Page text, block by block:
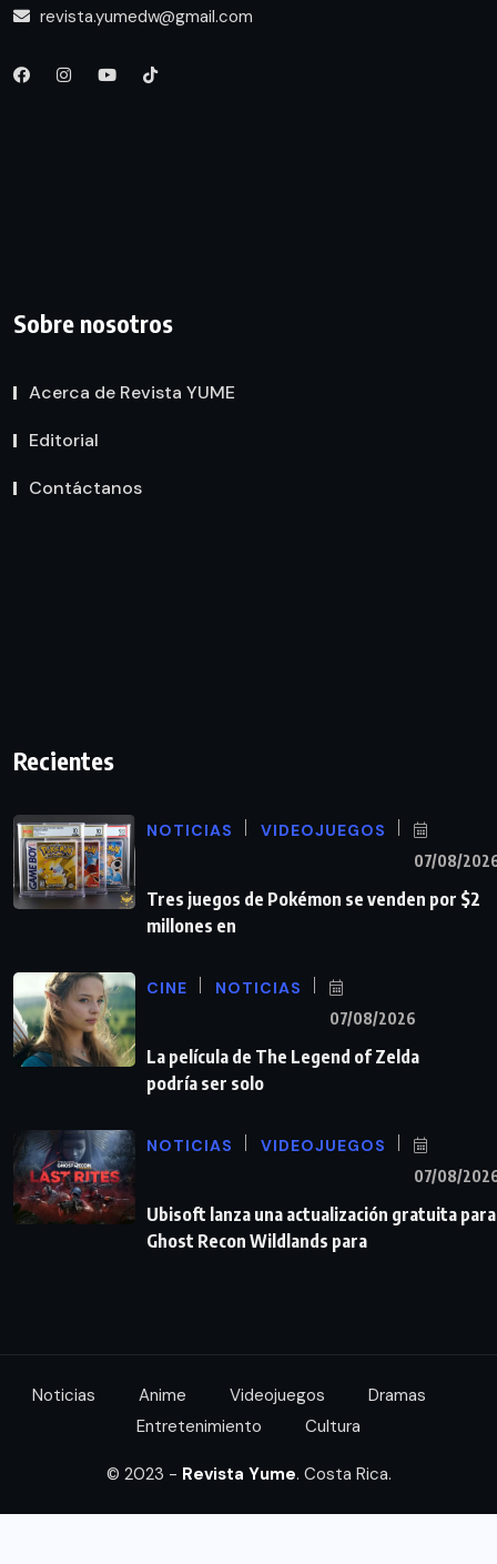
revista.yumedw@gmail.com
Sobre nosotros
Acerca de Revista YUME
Editorial
Contáctanos
Recientes
NOTICIAS VIDEOJUEGOS
07/08/
Tres juegos de Pokémon se venden por $2
millones en
CINE NOTICIAS
07/08/2026
La película de The Legend of Zelda
podría ser solo
NOTICIAS VIDEOJUEGOS
07/08/
Ubisoft lanza una actualización gratuita para
Ghost Recon Wildlands para
Noticias Anime Videojuegos
Dramas
Entretenimiento
Cultura
© 2023 - Revista Yume. Costa Rica.